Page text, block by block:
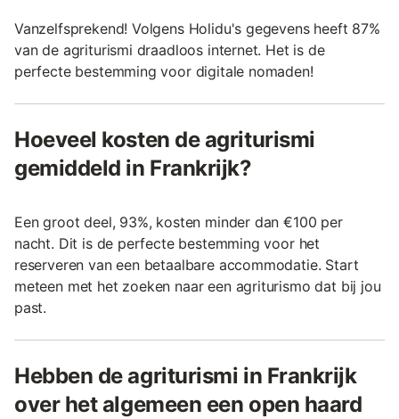
Vanzelfsprekend! Volgens Holidu's gegevens heeft 87%
van de agriturismi draadloos internet. Het is de
perfecte bestemming voor digitale nomaden!
Hoeveel kosten de agriturismi
gemiddeld in Frankrijk?
Een groot deel, 93%, kosten minder dan €100 per
nacht. Dit is de perfecte bestemming voor het
reserveren van een betaalbare accommodatie. Start
meteen met het zoeken naar een agriturismo dat bij jou
past.
Hebben de agriturismi in Frankrijk
over het algemeen een open haard